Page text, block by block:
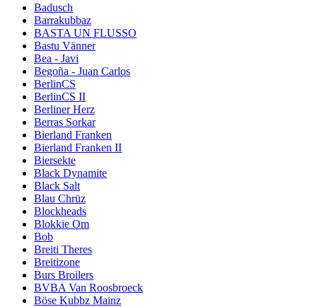
Badusch
Barrakubbaz
BASTA UN FLUSSO
Bastu Vänner
Bea - Javi
Begoña - Juan Carlos
BerlinCS
BerlinCS II
Berliner Herz
Berras Sorkar
Bierland Franken
Bierland Franken II
Biersekte
Black Dynamite
Black Salt
Blau Chrüz
Blockheads
Blokkie Om
Bob
Breiti Theres
Breitizone
Burs Broilers
BVBA Van Roosbroeck
Böse Kubbz Mainz